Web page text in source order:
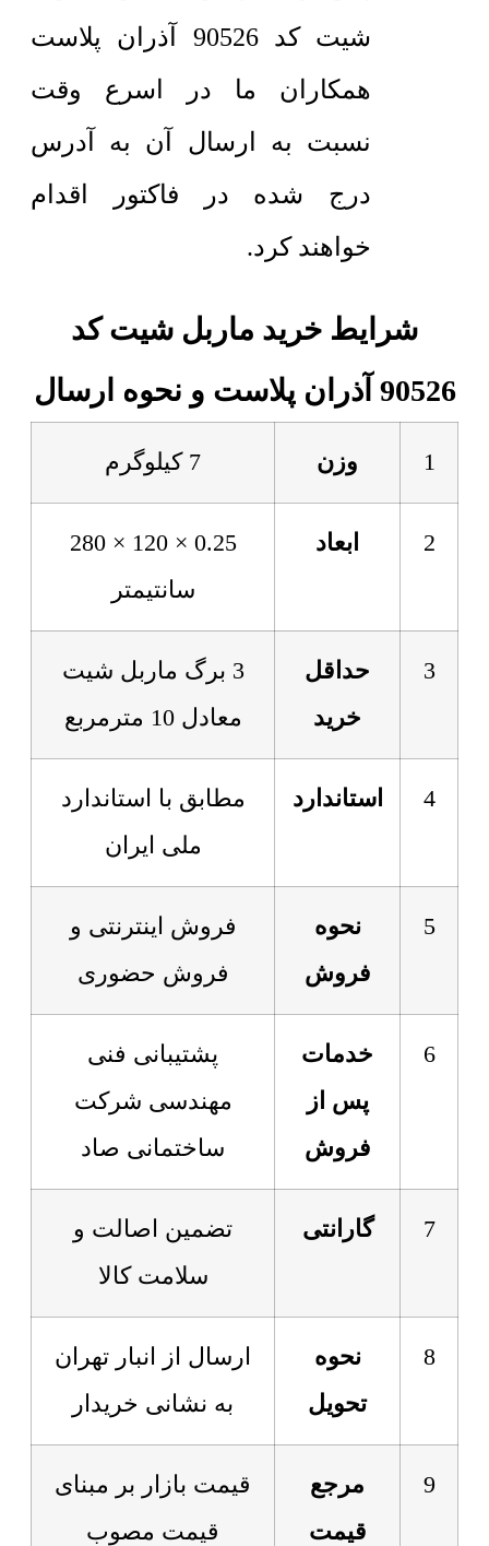
شیت کد 90526 آذران پلاست
همکاران ما در اسرع وقت
نسبت به ارسال آن به آدرس
درج شده در فاکتور اقدام
خواهند کرد.
شرایط خرید ماربل شیت کد
90526 آذران پلاست و نحوه ارسال
1 وزن 7 کیلوگرم
2 ابعاد
0.25 × 120 × 280
سانتیمتر
3
حداقل
خرید
3 برگ ماربل شیت
معادل 10 مترمربع
4 استاندارد
مطابق با استاندارد
ملی ایران
5
نحوه
فروش
فروش اینترنتی و
فروش حضوری
6
خدمات
پس از
فروش
پشتیبانی فنی
مهندسی شرکت
ساختمانی صاد
7 گارانتی
تضمین اصالت و
سلامت کالا
8
نحوه
تحویل
ارسال از انبار تهران
به نشانی خریدار
9
مرجع
قیمت
قیمت بازار بر مبنای
قیمت مصوب